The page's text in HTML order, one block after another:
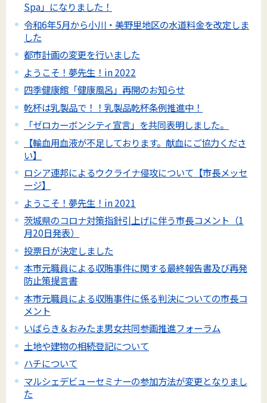
Spa」になりました！
令和6年5月から小川・美野里地区の水道料金を改定しま
した
都市計画の変更を行いました
ようこそ！夢先生！in 2022
四季健康館「健康風呂」再開のお知らせ
乾杯は乳製品で！！乳製品乾杯条例推進中！
「ゼロカーボンシティ宣言」を共同表明しました。
【輸血用血液が不足しております。献血にご協力くださ
い】
ロシア連邦によるウクライナ侵攻について【市長メッセ
ージ】
ようこそ！夢先生！in 2021
茨城県のコロナ対策指針引上げに伴う市長コメント（1
月20日発表）
投票日が決定しました
本市元職員による収賄事件に関する最終報告書及び再発
防止策提言書
本市元職員による収賄事件に係る判決についての市長コ
メント
いばらき＆おみたま男女共同参画推進フォーラム
土地や建物の相続登記について
ハチについて
マルシェデビューセミナーの参加方法が変更となりまし
た